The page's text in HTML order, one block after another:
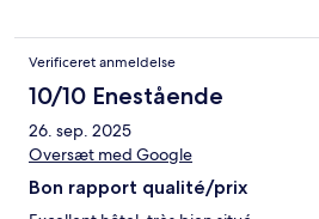
Verificeret anmeldelse
10/10 Enestående
26. sep. 2025
Oversæt med Google
Bon rapport qualité/prix